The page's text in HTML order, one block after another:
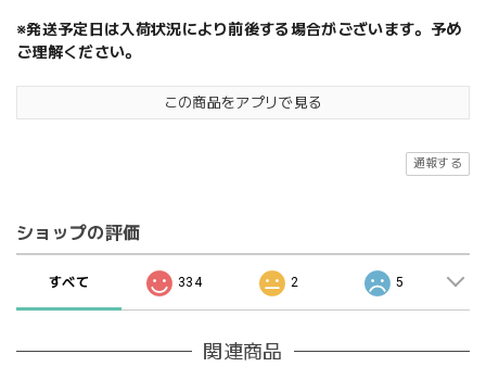
※発送予定日は入荷状況により前後する場合がございます。予め
ご理解ください。
この商品をアプリで見る
通報する
ショップの評価
すべて 334 2 5
関連商品